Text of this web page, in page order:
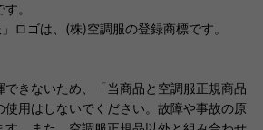
。
ロゴは、(株)空調服の登録商標です。
できないため、「当商品と空調服正規商品
使用はしないでください。故障や事故の原